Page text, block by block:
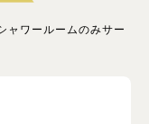
ャワールームのみサー